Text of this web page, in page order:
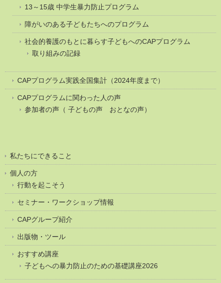
13～15歳 中学生暴力防止プログラム
障がいのある子どもたちへのプログラム
社会的養護のもとに暮らす子どもへのCAPプログラム
取り組みの記録
CAPプログラム実践全国集計（2024年度まで）
CAPプログラムに関わった人の声
参加者の声（ 子どもの声 おとなの声）
私たちにできること
個人の方
行動を起こそう
セミナー・ワークショップ情報
CAPグループ紹介
出版物・ツール
おすすめ講座
子どもへの暴力防止のための基礎講座2026